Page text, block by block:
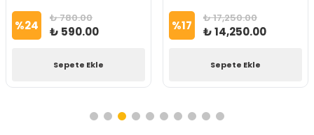
%24 ₺ 780.00
₺ 590.00
Sepete Ekle
%17 ₺ 17,250.00
₺ 14,250.00
Sepete Ekle